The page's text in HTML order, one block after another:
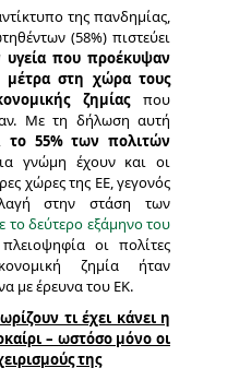
της πανδημίας,
(58%) πιστεύει
υγεία που προέκυψαν
μέτρα στη χώρα τους
ζημίαςπου
Με τη δήλωση αυτή
το 55% των πολιτών
γνώμη έχουν και οι
χώρες της ΕΕ, γεγονός
στην στάση των
το δεύτερο εξάμηνο του
οι πολίτες
ζημία ήταν
με έρευνα του ΕΚ.
τι έχει κάνει η
– ωστόσο μόνο οι
της